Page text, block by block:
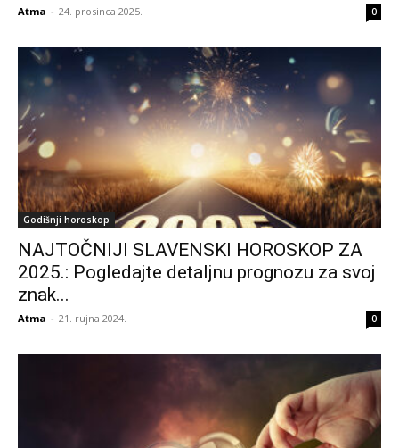
Atma - 24. prosinca 2025. 0
Godišnji horoskop
NAJTOČNIJI SLAVENSKI HOROSKOP ZA
2025.: Pogledajte detaljnu prognozu za svoj
znak...
Atma - 21. rujna 2024. 0